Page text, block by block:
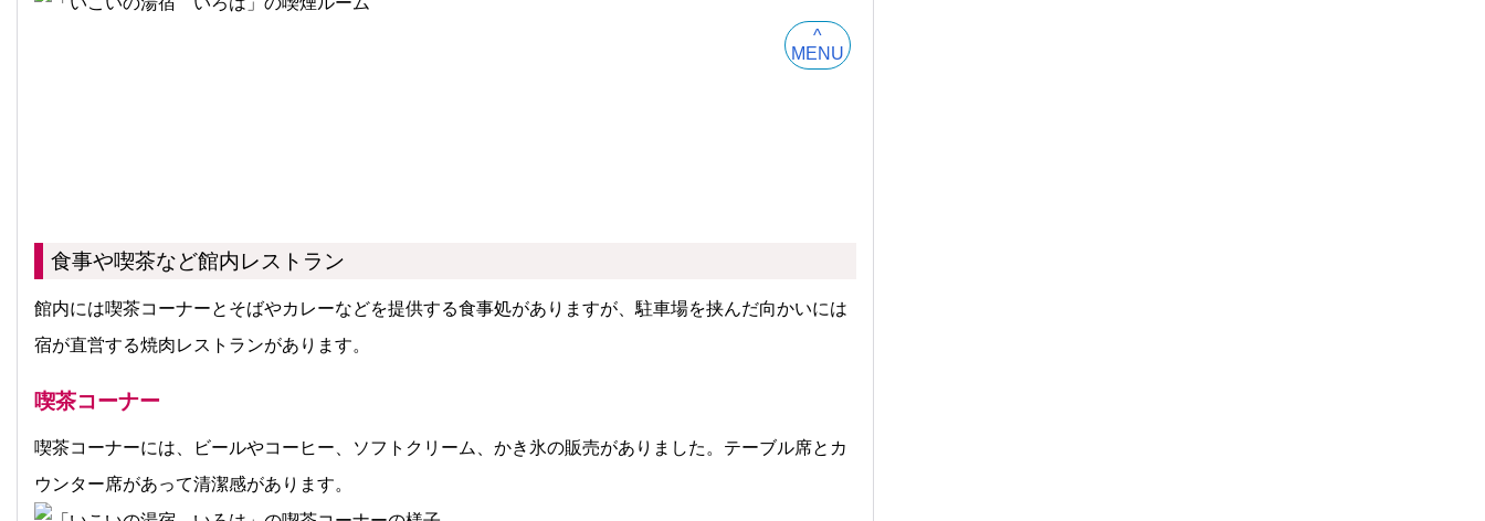
^
MENU
食事や喫茶など館内レストラン
館内には喫茶コーナーとそばやカレーなどを提供する食事処がありますが、駐車場を挟んだ向かいには
宿が直営する焼肉レストランがあります。
喫茶コーナー
喫茶コーナーには、ビールやコーヒー、ソフトクリーム、かき氷の販売がありました。テーブル席とカ
ウンター席があって清潔感があります。